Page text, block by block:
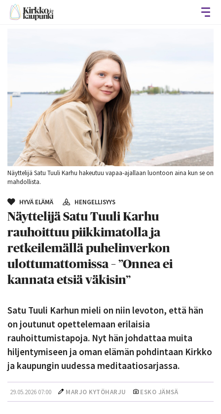
Näyttelijä Satu Tuuli Karhu hakeutuu vapaa-ajallaan luontoon aina kun se on
mahdollista.
HYVÄ ELÄMÄ HENGELLISYYS
Näyttelijä Satu Tuuli Karhu
rauhoittuu piikkimatolla ja
retkeilemällä puhelinverkon
ulottumattomissa – ”Onnea ei
kannata etsiä väkisin”
Satu Tuuli Karhun mieli on niin levoton, että hän
on joutunut opettelemaan erilaisia
rauhoittumistapoja. Nyt hän johdattaa muita
hiljentymiseen ja oman elämän pohdintaan Kirkko
ja kaupungin uudessa meditaatiosarjassa.
29.05.2026 07:00 MARJO KYTÖHARJU ESKO JÄMSÄ